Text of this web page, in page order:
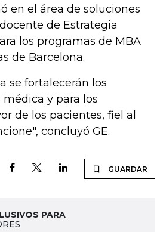
en el área de soluciones
de Estrategia
los programas de MBA
de Barcelona.
se fortalecerán los
y para los
de los pacientes, fiel al
concluyó GE.
GUARDAR
PARA